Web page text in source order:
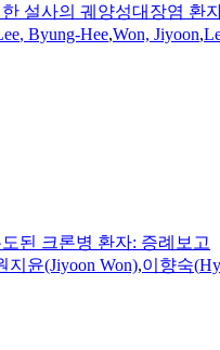
설사의 궤양성대장염 환
, Byung-Hee,Won, Jiyoon,
된 크론병 환자: 증례보고
지윤(Jiyoon Won),이향숙(